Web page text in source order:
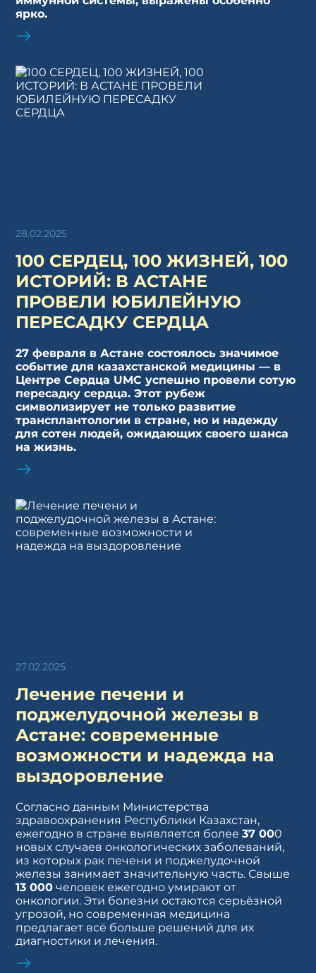
ярко.
28.02.2025
100 СЕРДЕЦ, 100 ЖИЗНЕЙ, 100
ИСТОРИЙ: В АСТАНЕ
ПРОВЕЛИ ЮБИЛЕЙНУЮ
ПЕРЕСАДКУ СЕРДЦА
27 февраля в Астане состоялось значимое
событие для казахстанской медицины — в
Центре Сердца UMC успешно провели сотую
пересадку сердца. Этот рубеж
символизирует не только развитие
трансплантологии в стране, но и надежду
для сотен людей, ожидающих своего шанса
на жизнь.
27.02.2025
Лечение печени и
поджелудочной железы в
Астане: современные
возможности и надежда на
выздоровление
Согласно данным Министерства
здравоохранения Республики Казахстан,
ежегодно в стране выявляется более37 000
новых случаев онкологических заболеваний,
из которых рак печени и поджелудочной
железы занимает значительную часть. Свыше
13 000 человек ежегодно умирают от
онкологии. Эти болезни остаются серьёзной
угрозой, но современная медицина
предлагает всё больше решений для их
диагностики и лечения.